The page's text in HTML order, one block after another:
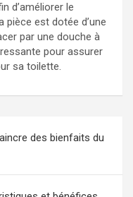
d’améliorer le
pièce est dotée d’une
par une douche à
pour assurer
sa toilette.
des bienfaits du